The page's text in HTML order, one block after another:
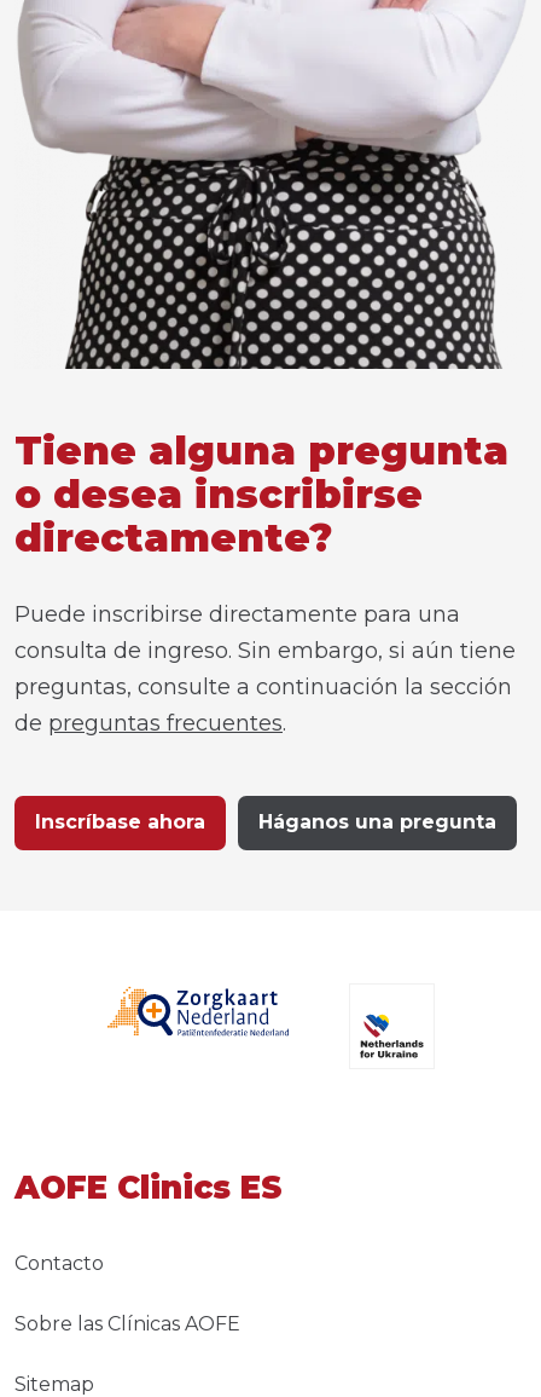
Tiene alguna pregunta
o desea inscribirse
directamente?
Puede inscribirse directamente para una
consulta de ingreso. Sin embargo, si aún tiene
preguntas, consulte a continuación la sección
de preguntas frecuentes.
Inscríbase ahora Háganos una pregunta
AOFE Clinics ES
Contacto
Sobre las Clínicas AOFE
Sitemap